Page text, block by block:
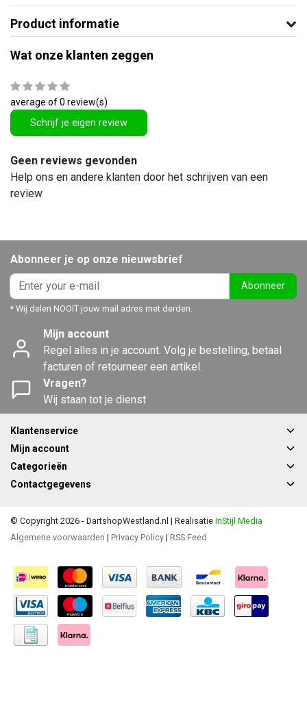
Product informatie
Wat onze klanten zeggen
average of 0 review(s)
Schrijf je eigen review
Geen reviews gevonden
Help ons en andere klanten door het schrijven van een
review
Abonneer je op onze nieuwsbrief
Abonneer
* Wij delen NOOIT jouw mail adres met derden.
Mijn account
Regel alles in je account. Volg je bestelling, betaal
facturen of retourneer een artikel.
Vragen?
Wij staan tot je dienst
Klantenservice
Mijn account
Categorieën
Contactgegevens
© Copyright 2026 - DartshopWestland.nl | Realisatie InStijl Media
Algemene voorwaarden | Privacy Policy | RSS Feed